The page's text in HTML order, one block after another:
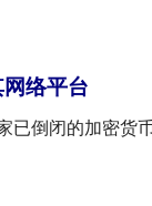
络平台
已倒闭的加密货